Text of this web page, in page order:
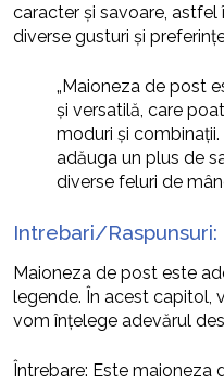
caracter și savoare,
diverse gusturi și
„Maioneza de post
și versatilă, care
moduri și
adăuga un plus de
diverse feluri de
Intrebari/
Maioneza de post este
legende. În acest capitol,
vom înțelege adevărul
Întrebare: Este maioneza